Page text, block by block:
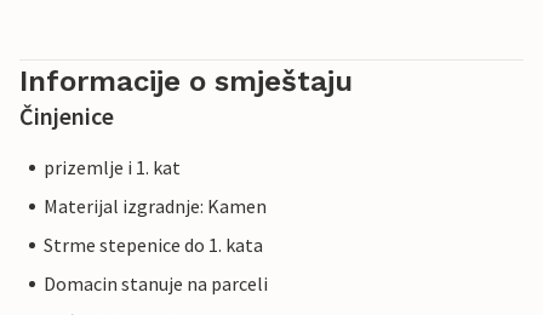
Informacije o smještaju
Činjenice
prizemlje i 1. kat
Materijal izgradnje: Kamen
Strme stepenice do 1. kata
Domacin stanuje na parceli